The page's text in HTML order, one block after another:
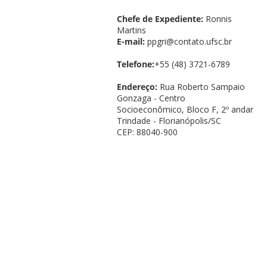
Chefe de Expediente: Ronnis
Martins
E-mail: ppgri@contato.ufsc.br
Telefone:+55 (48) 3721-6789
Endereço: Rua Roberto Sampaio
Gonzaga - Centro
Socioeconômico, Bloco F, 2º andar
Trindade - Florianópolis/SC
CEP: 88040-900